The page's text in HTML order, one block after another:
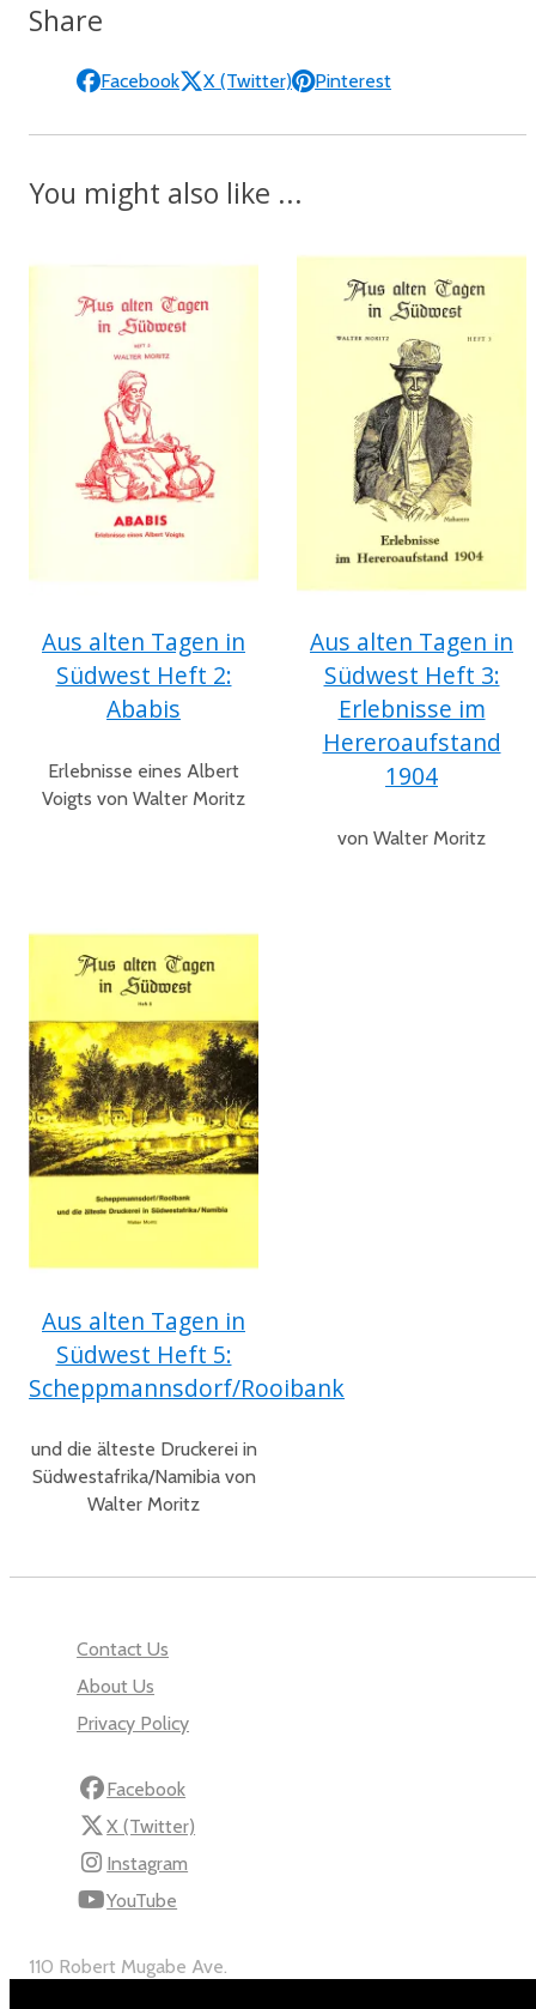
Share
Facebook X (Twitter) Pinterest
You might also like ...
Aus alten Tagen in
Südwest Heft 2:
Ababis
Erlebnisse eines Albert
Voigts von Walter Moritz
Aus alten Tagen in
Südwest Heft 3:
Erlebnisse im
Hereroaufstand
1904
von Walter Moritz
Aus alten Tagen in
Südwest Heft 5:
Scheppmannsdorf/Rooibank
und die älteste Druckerei in
Südwestafrika/Namibia von
Walter Moritz
Contact Us
About Us
Privacy Policy
Facebook
X (Twitter)
Instagram
YouTube
110 Robert Mugabe Ave.